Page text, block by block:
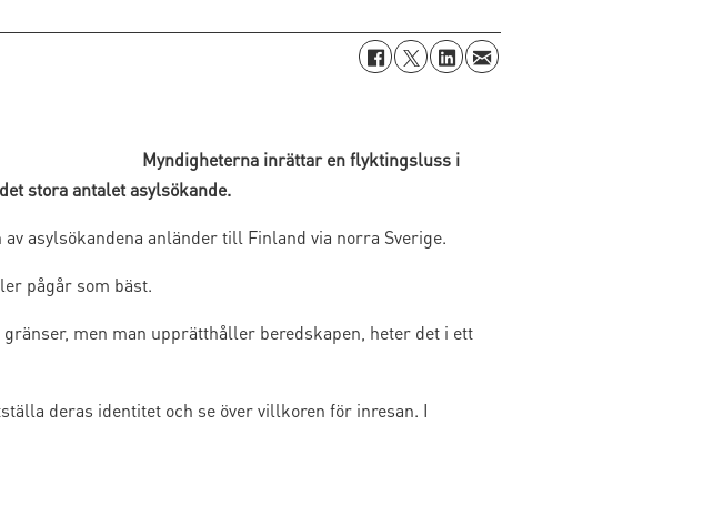
Myndigheterna inrättar en flyktingsluss i
stora antalet asylsökande.
asylsökandena anländer till Finland via norra Sverige.
pågår som bäst.
men man upprätthåller beredskapen, heter det i ett
deras identitet och se över villkoren för inresan. I